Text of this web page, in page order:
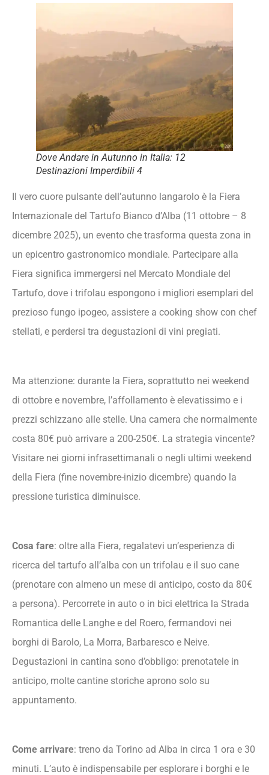
Dove Andare in Autunno in Italia: 12
Destinazioni Imperdibili 4
Il vero cuore pulsante dell’autunno langarolo è la Fiera
Internazionale del Tartufo Bianco d’Alba (11 ottobre – 8
dicembre 2025), un evento che trasforma questa zona in
un epicentro gastronomico mondiale. Partecipare alla
Fiera significa immergersi nel Mercato Mondiale del
Tartufo, dove i trifolau espongono i migliori esemplari del
prezioso fungo ipogeo, assistere a cooking show con chef
stellati, e perdersi tra degustazioni di vini pregiati.
Ma attenzione: durante la Fiera, soprattutto nei weekend
di ottobre e novembre, l’affollamento è elevatissimo e i
prezzi schizzano alle stelle. Una camera che normalmente
costa 80€ può arrivare a 200-250€. La strategia vincente?
Visitare nei giorni infrasettimanali o negli ultimi weekend
della Fiera (fine novembre-inizio dicembre) quando la
pressione turistica diminuisce.
Cosa fare: oltre alla Fiera, regalatevi un’esperienza di
ricerca del tartufo all’alba con un trifolau e il suo cane
(prenotare con almeno un mese di anticipo, costo da 80€
a persona). Percorrete in auto o in bici elettrica la Strada
Romantica delle Langhe e del Roero, fermandovi nei
borghi di Barolo, La Morra, Barbaresco e Neive.
Degustazioni in cantina sono d’obbligo: prenotatele in
anticipo, molte cantine storiche aprono solo su
appuntamento.
Come arrivare: treno da Torino ad Alba in circa 1 ora e 30
minuti. L’auto è indispensabile per esplorare i borghi e le